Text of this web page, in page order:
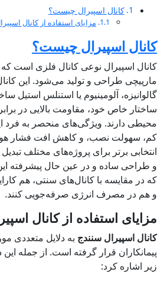
کانال اسپیرال چیست؟
مزایای استفاده از کانال
کانال اسپیرال چیست؟
کانال اسپیرال نوعی کانال فلزی است
مارپیچی طراحی و تولید می‌شود. این
گالوانیزه، آلومینیوم یا استنلس استیل
ساختار خاص خود، مقاومت بالایی در
محیطی دارند. ویژگی‌های منحصر به فرد
کم، سهولت نصب، و کاهش افت فشار
انتخابی برتر برای پروژه‌های مختلف
و طراحی ساده و در عین حال پیشرفته
که در مقایسه با کانال‌های سنتی، هم
و هم در مصرف انرژی صرفه‌جویی کنند.
مزایای استفاده از کانال
کانال اسپیرال سنندج به دلایل متعددی
پیمانکاران قرار گرفته است. از جمله این
زیر اشاره کرد: